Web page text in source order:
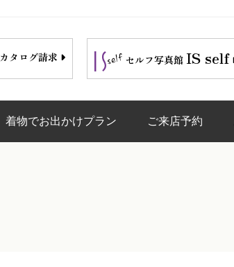
カタログ請求 セルフ写真館 IS self
着物でお出かけプラン ご来店予約